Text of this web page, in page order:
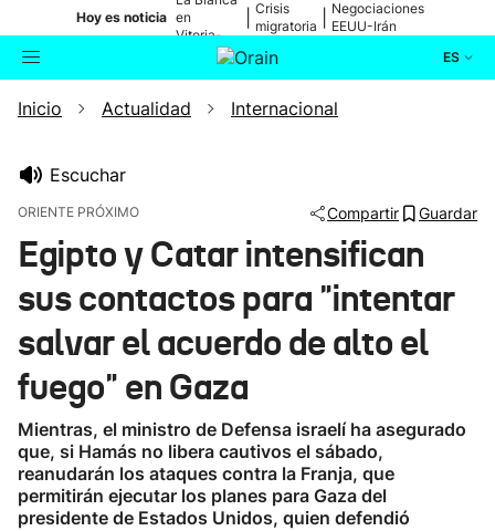
Hoy es noticia en
Vitoria-
Gasteiz
Crisis
migratoria
Negociaciones
EEUU-Irán
ES
Buscador Actualidad
Ikusmiran
Eguraldia
Inicio Actualidad Internacional
Escuchar
ORIENTE PRÓXIMO Compartir Guardar
Egipto y Catar intensifican
sus contactos para "intentar
salvar el acuerdo de alto el
fuego" en Gaza
Mientras, el ministro de Defensa israelí ha asegurado
que, si Hamás no libera cautivos el sábado,
reanudarán los ataques contra la Franja, que
permitirán ejecutar los planes para Gaza del
presidente de Estados Unidos, quien defendió